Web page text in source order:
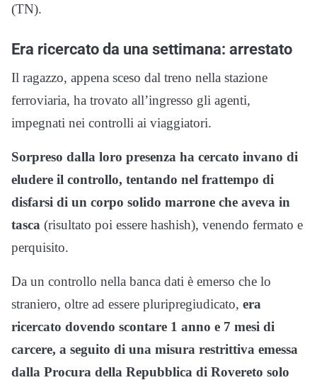
(TN).
Era ricercato da una settimana: arrestato
Il ragazzo, appena sceso dal treno nella stazione
ferroviaria, ha trovato all’ingresso gli agenti,
impegnati nei controlli ai viaggiatori.
Sorpreso dalla loro presenza ha cercato invano di
eludere il controllo, tentando nel frattempo di
disfarsi di un corpo solido marrone che aveva in
tasca (risultato poi essere hashish), venendo fermato e
perquisito.
Da un controllo nella banca dati è emerso che lo
straniero, oltre ad essere pluripregiudicato, era
ricercato dovendo scontare 1 anno e 7 mesi di
carcere, a seguito di una misura restrittiva emessa
dalla Procura della Repubblica di Rovereto solo